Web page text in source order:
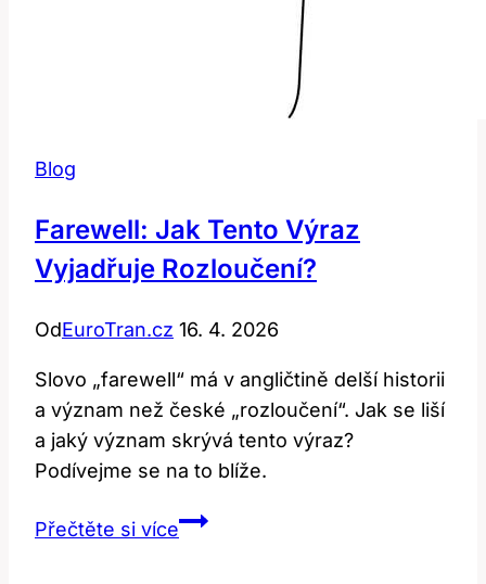
Blog
Farewell: Jak Tento Výraz
Vyjadřuje Rozloučení?
OdEuroTran.cz 16. 4. 2026
Slovo „farewell“ má v angličtině delší historii
a význam než české „rozloučení“. Jak se liší
a jaký význam skrývá tento výraz?
Podívejme se na to blíže.
Přečtěte si víceFarewell: